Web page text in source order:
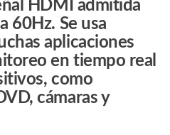
HDMI admitida
60Hz. Se usa
aplicaciones
en tiempo real
como
cámaras y